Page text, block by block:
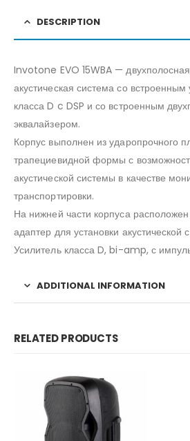
DESCRIPTION
Invotone EVO 15WBA —
акустическая система со
класса D c DSP и со встроенным
эквалайзером.
Корпус выполнен из ударопрочного
трапециевидной формы с
акустической системы в качестве
транспортировки.
На нижней части корпуса
адаптер для установки акустической
Усилитель класса D, bi-amp, с
ADDITIONAL INFORMATION
RELATED PRODUCTS